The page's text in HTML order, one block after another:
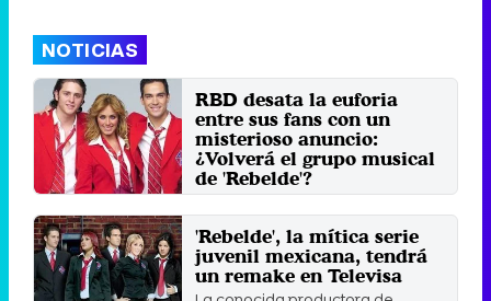
NOTICIAS
RBD desata la euforia
entre sus fans con un
misterioso anuncio:
¿Volverá el grupo musical
de 'Rebelde'?
El grupo musical se disolvió en
2009, tres años después del final
de la serie.
Sábado 22 Agosto 2020 13:42
'Rebelde', la mítica serie
juvenil mexicana, tendrá
un remake en Televisa